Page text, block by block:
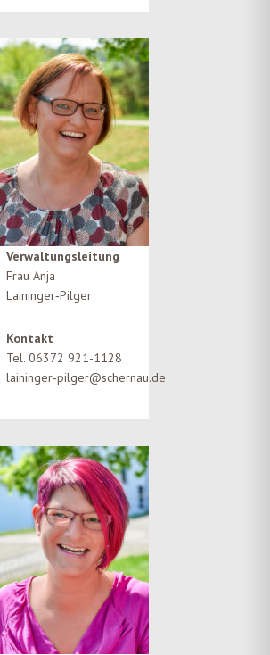
Verwaltungsleitung
Frau Anja
Laininger‑Pilger
Kontakt
Tel. 06372 921-1128
laininger‑pilger@schernau.de